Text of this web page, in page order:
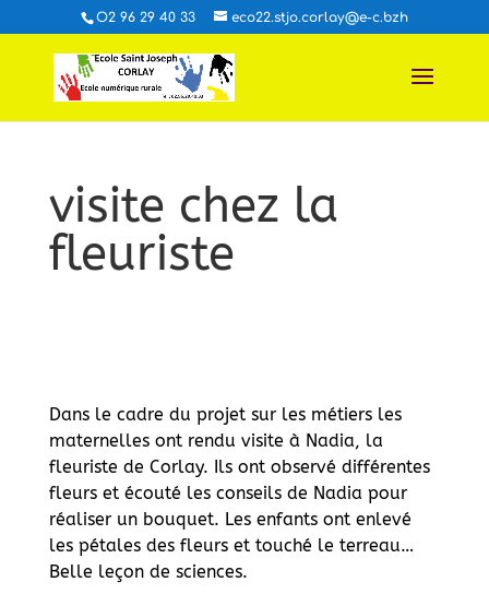
O2 96 29 40 33 eco22.stjo.corlay@e-c.bzh
visite chez la
fleuriste
Dans le cadre du projet sur les métiers les
maternelles ont rendu visite à Nadia, la
fleuriste de Corlay. Ils ont observé différentes
fleurs et écouté les conseils de Nadia pour
réaliser un bouquet. Les enfants ont enlevé
les pétales des fleurs et touché le terreau…
Belle leçon de sciences.